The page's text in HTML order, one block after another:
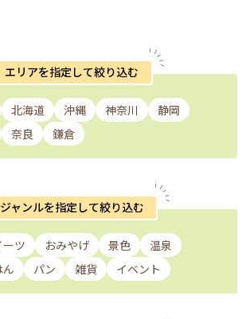
エリアを指定して絞り込む
北海道 沖縄 神奈川
静岡
奈良 鎌倉
ジャンルを指定して絞り込む
ーツ おみやげ 景色
温泉
ん パン 雑貨 イベント